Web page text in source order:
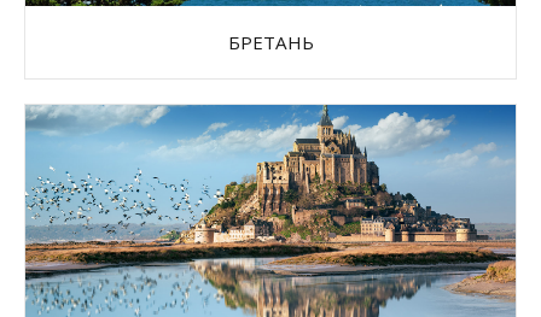
БРЕТАНЬ